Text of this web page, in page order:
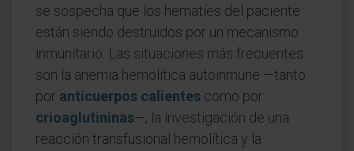
se sospecha que los hematíes del paciente
están siendo destruidos por un mecanismo
inmunitario. Las situaciones más frecuentes
son la anemia hemolítica autoinmune —tanto
por anticuerpos calientes como por
crioaglutininas—, la investigación de una
reacción transfusional hemolítica y la